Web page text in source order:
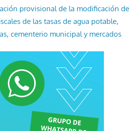
provisional de la modificación de
de las tasas de agua potable,
cementerio municipal y mercados